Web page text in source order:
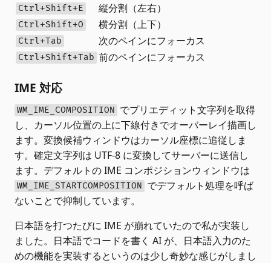
Ctrl+Shift+E 縦分割（左右）
Ctrl+Shift+O 横分割（上下）
Ctrl+Tab 次のペインにフォーカス
Ctrl+Shift+Tab 前のペインにフォーカス
IME 対応
WM_IME_COMPOSITION でプリエディット文字列を取得
し、カーソル位置の上に下線付きでオーバーレイ描画し
ます。変換候補ウィンドウはカーソル座標に追従しま
す。確定文字列は UTF-8 に変換してサーバーに送信し
ます。デフォルトの IME コンポジションウィンドウは
WM_IME_STARTCOMPOSITION でデフォルト処理を呼ば
ないことで抑制しています。
日本語を打つたびに IME が崩れていたので私が実装し
ました。日本語でコードを書く AI が、日本語入力のた
めの機能を実装するというのは少し奇妙な感じがしまし